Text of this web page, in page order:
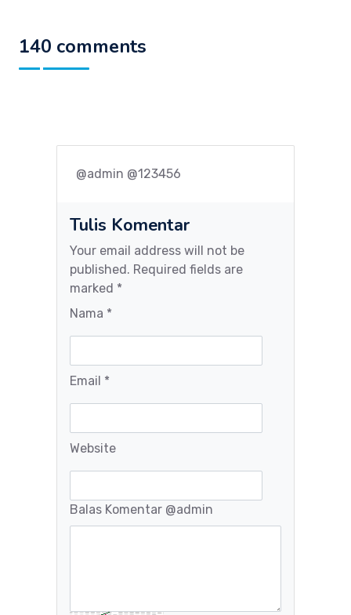
140 comments
@admin @123456
Tulis Komentar
Your email address will not be
published. Required fields are
marked *
Nama *
Email *
Website
Balas Komentar @admin